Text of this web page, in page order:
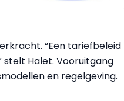
“Een tariefbeleid
Halet. Vooruitgang
en regelgeving.